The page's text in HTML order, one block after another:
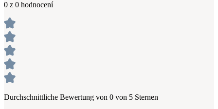
0 z 0 hodnocení
Durchschnittliche Bewertung von 0 von 5 Sternen